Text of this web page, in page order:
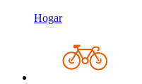
Hogar